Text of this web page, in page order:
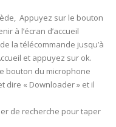
Appuyez sur le bouton
à l’écran d’accueil
la télécommande jusqu’à
et appuyez sur ok.
bouton du microphone
dire « Downloader » et il
de recherche pour taper